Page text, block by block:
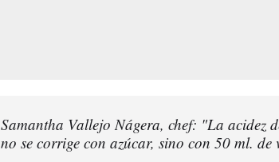
Samantha Vallejo Nágera, chef: "La acidez
no se corrige con azúcar, sino con 50 ml.